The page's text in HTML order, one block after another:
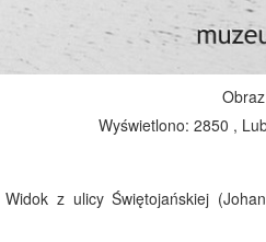
Wyświetlono: 2850 ,
z ulicy Świętojańskiej